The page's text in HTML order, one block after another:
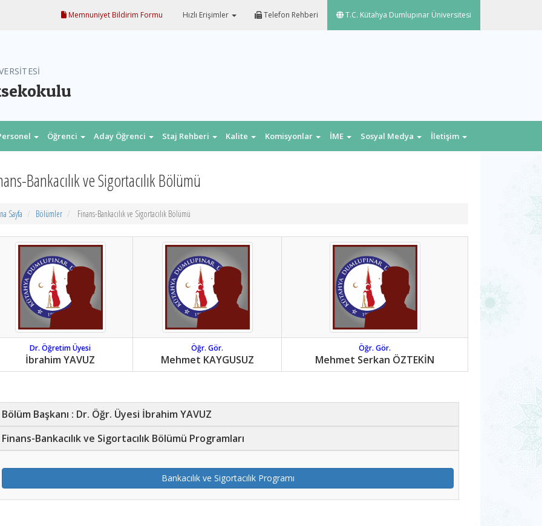
Memnuniyet Bildirim Formu Hızlı Erişimler Telefon Rehberi T.C. Kütahya Dumlupınar Üniversitesi
Öğrenci Aday Öğrenci Staj Rehberi Kalite Komisyonlar İME Sosyal Medya İletişim
Bankacılık ve Sigortacılık Bölümü
Sayfa Bölümler Finans-Bankacılık ve Sigortacılık Bölümü
Dr. Öğretim Üyesi
İbrahim YAVUZ
Öğr. Gör.
Mehmet KAYGUSUZ
Öğr. Gör.
Mehmet Serkan ÖZTEKİN
Bölüm Başkanı : Dr. Öğr. Üyesi İbrahim YAVUZ
Finans-Bankacılık ve Sigortacılık Bölümü Programları
Bankacılık ve Sigortacılık Programı